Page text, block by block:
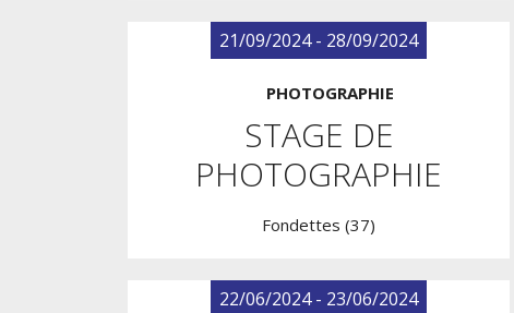
21/09/2024 - 28/09/2024
PHOTOGRAPHIE
STAGE DE
PHOTOGRAPHIE
Fondettes (37)
22/06/2024 - 23/06/2024